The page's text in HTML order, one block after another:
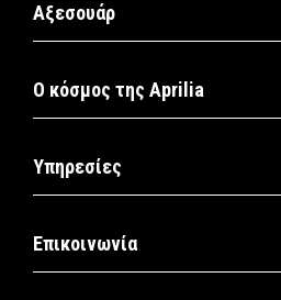
Αξεσουάρ
Ο κόσμος της Aprilia
Υπηρεσίες
Επικοινωνία